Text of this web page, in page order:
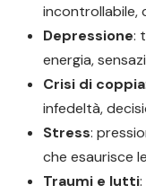
incontrollabile,
Depressione:
energia,
Crisi di coppia
infedeltà,
Stress:
che esaurisce
Traumi e lutti